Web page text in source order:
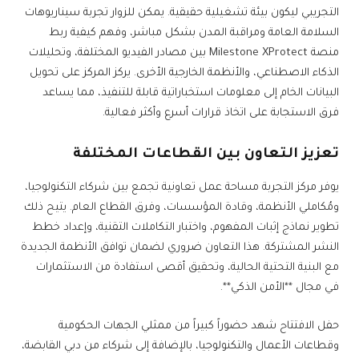
التجريبي ليكون بيئة تشغيلية حقيقية. يمكن للزوار تجربة سيناريوهات
السلامة العامة ومراقبة المدن بشكل مباشر، وفهم كيفية ربط
منصة Milestone XProtect بين مصادر الفيديو المختلفة، وتحليلات
الذكاء الاصطناعي، والأنظمة الخارجية الأخرى. يركز المركز على تحويل
البيانات الخام إلى معلومات استخباراتية قابلة للتنفيذ، مما يساعد
فرق الاستجابة على اتخاذ قرارات أسرع وأكثر فعالية.
تعزيز التعاون بين القطاعات المختلفة
يوفر مركز التجربة مساحة عمل تعاونية تجمع بين شركاء التكنولوجيا،
ومُكاملي الأنظمة، وقادة المؤسسات، وفرق القطاع العام. يتيح ذلك
تطوير نماذج إثبات المفهوم، واختبار التكاملات التقنية، وإعداد خطط
النشر المشتركة. هذا التعاون ضروري لضمان توافق الأنظمة الجديدة
مع البنية التحتية الحالية، وتحقيق أقصى استفادة من الاستثمارات
في مجال **الأمن الذكي**.
حفل الافتتاح شهد حضوراً كبيراً من ممثلي الجهات الحكومية
وقطاعات الأعمال والتكنولوجيا، بالإضافة إلى شركاء من دبي القابضة،